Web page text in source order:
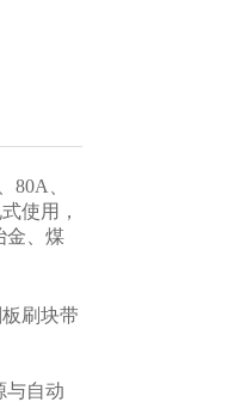
80A、
使用，
金、煤
刷块带
自动